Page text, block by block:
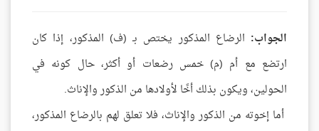
الجواب: الرضاع المذكور يختص بـ (ف) المذكور، إذا كان
ارتضع مع أم (م) خمس رضعات أو أكثر، حال كونه في
الحولين، ويكون بذلك أخًا لأولادها من الذكور والإناث.
أما إخوته من الذكور والإناث، فلا تعلق لهم بالرضاع المذكور،